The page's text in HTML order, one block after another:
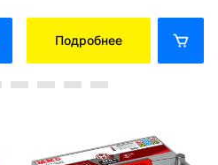
Подробнее